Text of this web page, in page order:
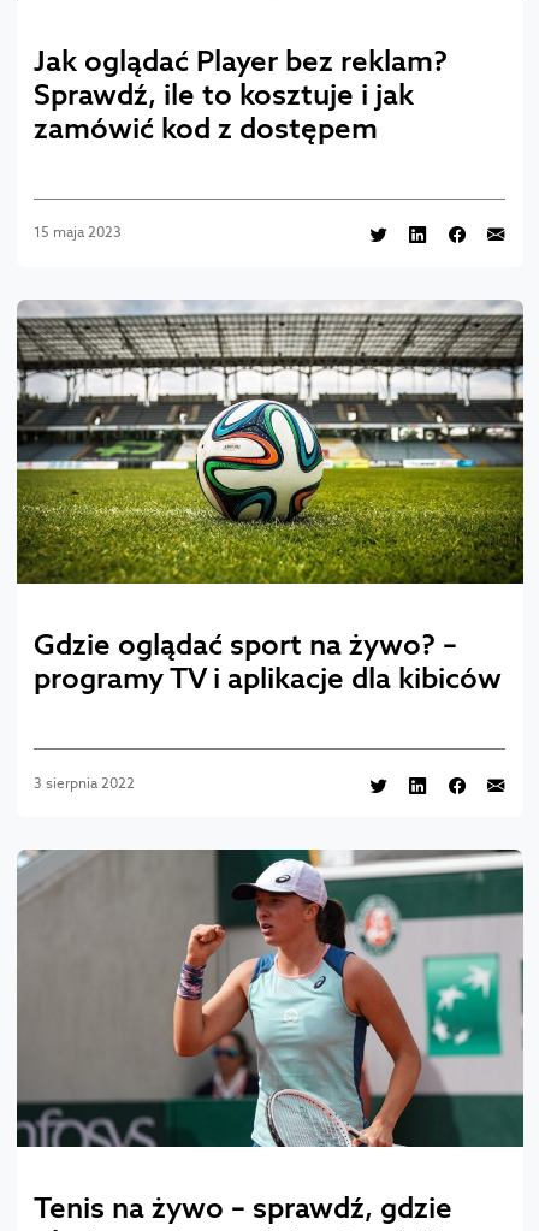
Jak oglądać Player bez reklam?
Sprawdź, ile to kosztuje i jak
zamówić kod z dostępem
15 maja 2023
Gdzie oglądać sport na żywo? –
programy TV i aplikacje dla kibiców
3 sierpnia 2022
Tenis na żywo – sprawdź, gdzie